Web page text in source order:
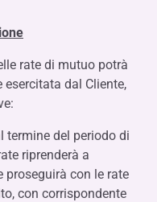
rate di mutuo potrà
esercitata dal Cliente,
termine del periodo di
riprenderà a
proseguirà con le rate
con corrispondente